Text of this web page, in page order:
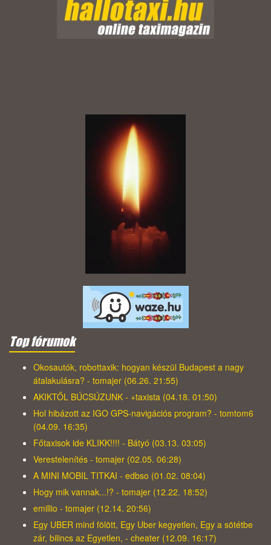
Top fórumok
Okosautók, robottaxik: hogyan készül Budapest a nagy
átalakulásra? - tomajer (06.26. 21:55)
AKIKTŐL BÚCSÚZUNK - +taxista (04.18. 01:50)
Hol hibázott az IGO GPS-navigációs program? - tomtom6
(04.09. 16:35)
Főtaxisok ide KLIKK!!!! - Bátyó (03.13. 03:05)
Verestelenítés - tomajer (02.05. 06:28)
A MINI MOBIL TITKAI - edbso (01.02. 08:04)
Hogy mik vannak...!? - tomajer (12.22. 18:52)
emillio - tomajer (12.14. 20:56)
Egy UBER mind fölött, Egy Uber kegyetlen, Egy a sötétbe
zár, bilincs az Egyetlen, - cheater (12.09. 16:17)